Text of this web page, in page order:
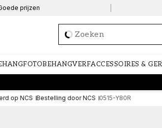
prijzen
Loading…
FOTOBEHANGVERFACCESSOIRES &
op NCS Bestelling door NCS 0515-Y80R